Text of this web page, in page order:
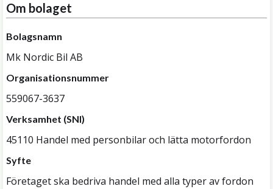
Om bolaget
Bolagsnamn
Mk Nordic Bil AB
Organisationsnummer
559067-3637
Verksamhet (SNI)
45110 Handel med personbilar och lätta motorfordon
Syfte
Företaget ska bedriva handel med alla typer av fordon